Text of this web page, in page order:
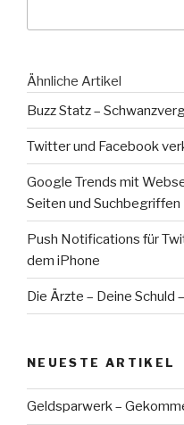
Ähnliche Artikel
Buzz Statz –
Twitter und Facebook
Google Trends mit
Seiten und Suchbegriffen
Push Notifications für
dem iPhone
Die Ärzte – Deine Schuld
NEUESTE ARTIKEL
Geldsparwerk –